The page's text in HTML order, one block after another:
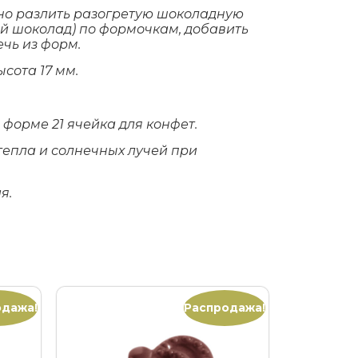
разлить разогретую шоколадную
шоколад) по формочкам, добавить
из форм.
17 мм.
21 ячейка для конфет.
и солнечных лучей при
Распродажа!